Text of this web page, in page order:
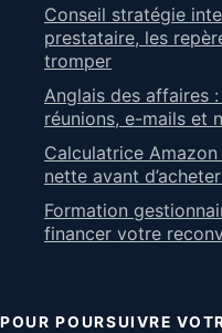
Conseil stratégie
prestataire, les
tromper
Anglais des affaires
réunions, e-mails et
Calculatrice
nette avant
Formation
financer votre
POUR POURSUIVRE